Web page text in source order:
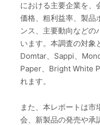
における主要企業を、
価格、粗利益率、製品
ンス、主要動向などの
います。本調査の対象
Domtar、Sappi、
Paper、Bright White
れます。
また、本レポートは
会、新製品の発売や承